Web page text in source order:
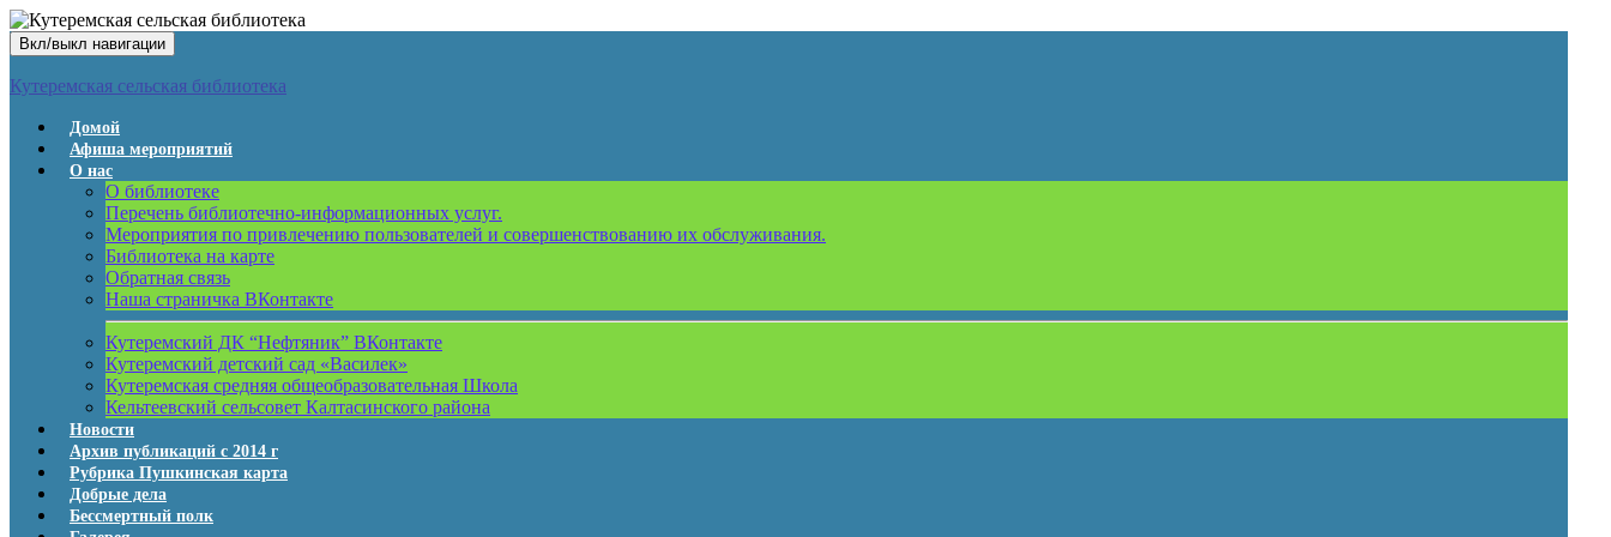
Вкл/выкл навигации
Кутеремская сельская библиотека
Домой
Афиша мероприятий
О нас
О библиотеке
Перечень библиотечно-информационных услуг.
Мероприятия по привлечению пользователей и совершенствованию их обслуживания.
Библиотека на карте
Обратная связь
Наша страничка ВКонтакте
Кутеремский ДК “Нефтяник” ВКонтакте
Кутеремский детский сад «Василек»
Кутеремская средняя общеобразовательная Школа
Кельтеевский сельсовет Калтасинского района
Новости
Архив публикаций с 2014 г
Рубрика Пушкинская карта
Добрые дела
Бессмертный полк